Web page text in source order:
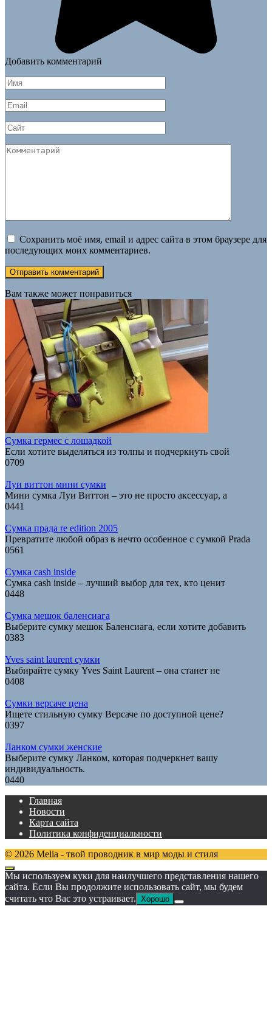
Добавить комментарий
Имя
*
Email
*
Сайт
Комментарий
Сохранить моё имя, email и адрес сайта в этом браузере для
последующих моих комментариев.
Вам также может понравиться
Сумка гермес с лошадкой
Если хотите выделяться из толпы и подчеркнуть свой
0709
Луи виттон мини сумки
Мини сумка Луи Виттон – это не просто аксессуар, а
0441
Сумка прада re edition 2005
Превратите любой образ в нечто особенное с сумкой Prada
0561
Сумка cash inside
Сумка cash inside – лучший выбор для тех, кто ценит
0448
Сумка мешок баленсиага
Выберите сумку мешок Баленсиага, если хотите добавить
0383
Yves saint laurent сумки
Выбирайте сумку Yves Saint Laurent – она станет не
0408
Сумки версаче цена
Ищете стильную сумку Версаче по доступной цене?
0397
Ланком сумки женские
Выберите сумку Ланком, которая подчеркнет вашу
индивидуальность.
0440
Главная
Новости
Карта сайта
Политика конфиденциальности
© 2026 Melia - твой проводник в мир моды и стиля
Мы используем куки для наилучшего представления нашего
сайта. Если Вы продолжите использовать сайт, мы будем
считать что Вас это устраивает. Хорошо